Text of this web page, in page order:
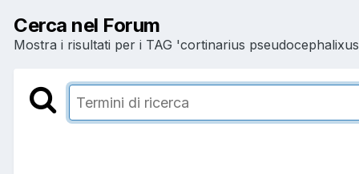
Cerca nel Forum
Mostra i risultati per i TAG 'cortinarius